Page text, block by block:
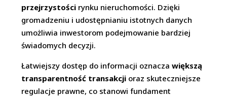
przejrzystości rynku nieruchomości. Dzięki
gromadzeniu i udostępnianiu istotnych danych
umożliwia inwestorom podejmowanie bardziej
świadomych decyzji.
Łatwiejszy dostęp do informacji oznaczawiększą
transparentność transakcji oraz skuteczniejsze
regulacje prawne, co stanowi fundament